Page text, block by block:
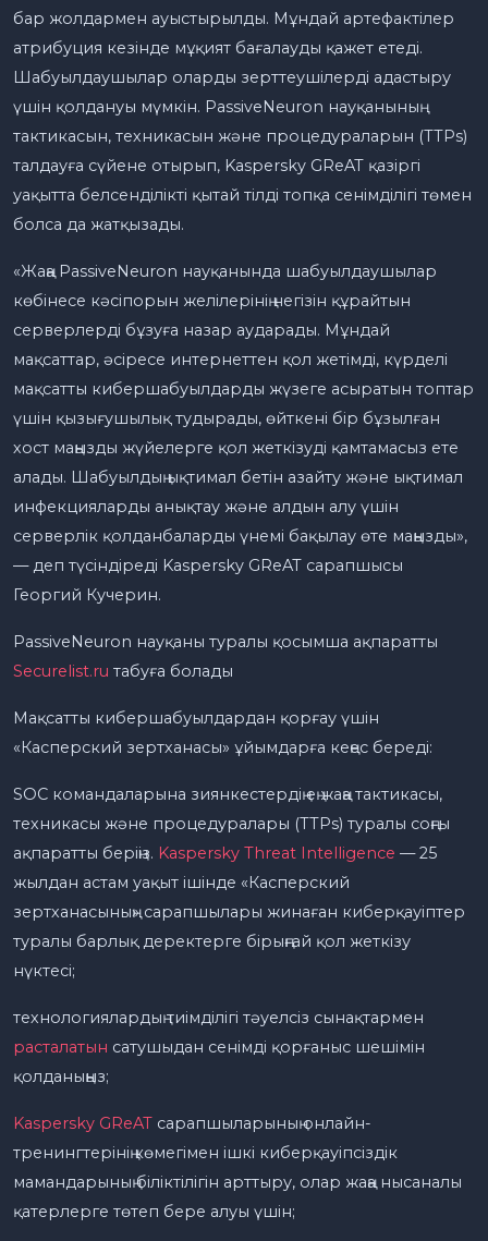
бар жолдармен ауыстырылды. Мұндай артефактілер
атрибуция кезінде мұқият бағалауды қажет етеді.
Шабуылдаушылар оларды зерттеушілерді адастыру
үшін қолдануы мүмкін. PassiveNeuron науқанының
тактикасын, техникасын және процедураларын (TTPs)
талдауға сүйене отырып, Kaspersky GReAT қазіргі
уақытта белсенділікті қытай тілді топқа сенімділігі төмен
болса да жатқызады.
«Жаңа PassiveNeuron науқанында шабуылдаушылар
көбінесе кәсіпорын желілерінің негізін құрайтын
серверлерді бұзуға назар аударады. Мұндай
мақсаттар, әсіресе интернеттен қол жетімді, күрделі
мақсатты кибершабуылдарды жүзеге асыратын топтар
үшін қызығушылық тудырады, өйткені бір бұзылған
хост маңызды жүйелерге қол жеткізуді қамтамасыз ете
алады. Шабуылдың ықтимал бетін азайту және ықтимал
инфекцияларды анықтау және алдын алу үшін
серверлік қолданбаларды үнемі бақылау өте маңызды»,
— деп түсіндіреді Kaspersky GReAT сарапшысы
Георгий Кучерин.
PassiveNeuron науқаны туралы қосымша ақпаратты
Securelist.ru табуға болады
Мақсатты кибершабуылдардан қорғау үшін
«Касперский зертханасы» ұйымдарға кеңес береді:
SOC командаларына зиянкестердің ең жаңа тактикасы,
техникасы және процедуралары (TTPs) туралы соңғы
ақпаратты беріңіз. Kaspersky Threat Intelligence — 25
жылдан астам уақыт ішінде «Касперский
зертханасының» сарапшылары жинаған киберқауіптер
туралы барлық деректерге бірыңғай қол жеткізу
нүктесі;
технологиялардың тиімділігі тәуелсіз сынақтармен
расталатын сатушыдан сенімді қорғаныс шешімін
қолданыңыз;
Kaspersky GReAT сарапшыларының онлайн-
тренингтерінің көмегімен ішкі киберқауіпсіздік
мамандарының біліктілігін арттыру, олар жаңа нысаналы
қатерлерге төтеп бере алуы үшін;